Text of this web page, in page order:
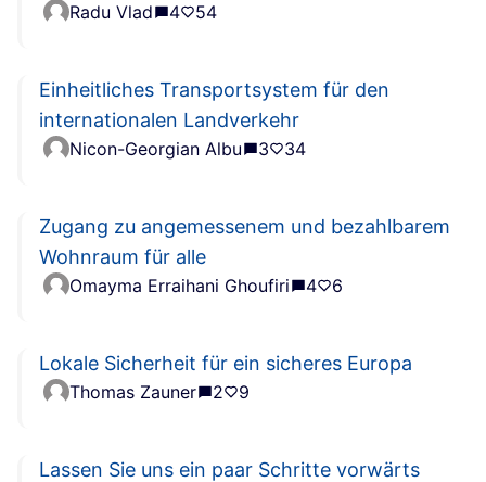
Radu Vlad 4 54
Einheitliches Transportsystem für den
internationalen Landverkehr
Nicon-Georgian Albu 3 34
Zugang zu angemessenem und bezahlbarem
Wohnraum für alle
Omayma Erraihani Ghoufiri 4 6
Lokale Sicherheit für ein sicheres Europa
Thomas Zauner 2 9
Lassen Sie uns ein paar Schritte vorwärts